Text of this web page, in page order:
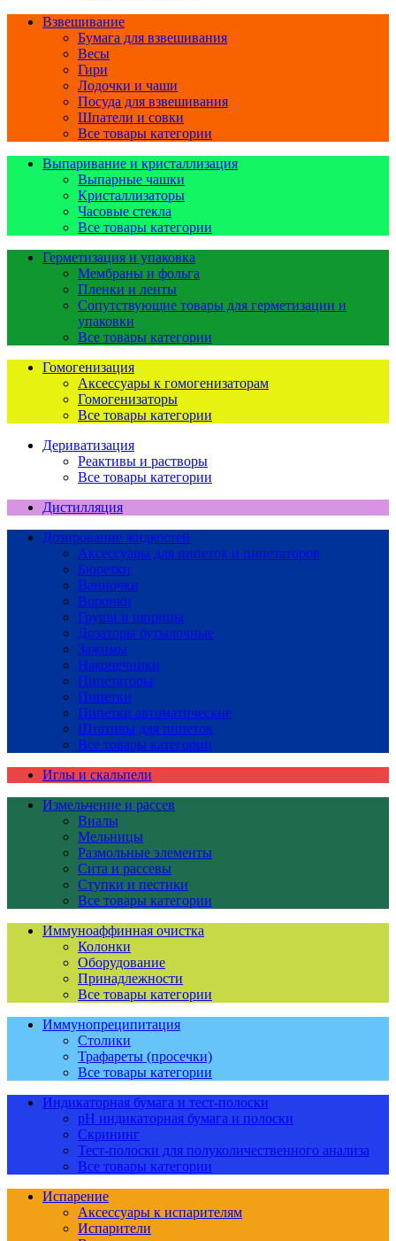
Взвешивание
Бумага для взвешивания
Весы
Гири
Лодочки и чаши
Посуда для взвешивания
Шпатели и совки
Все товары категории
Выпаривание и кристаллизация
Выпарные чашки
Кристаллизаторы
Часовые стекла
Все товары категории
Герметизация и упаковка
Мембраны и фольга
Пленки и ленты
Сопутствующие товары для герметизации и
упаковки
Все товары категории
Гомогенизация
Аксессуары к гомогенизаторам
Гомогенизаторы
Все товары категории
Дериватизация
Реактивы и растворы
Все товары категории
Дистилляция
Дозирование жидкостей
Аксессуары для пипеток и пипетаторов
Бюретки
Ванночки
Воронки
Груши и шприцы
Дозаторы бутылочные
Зажимы
Наконечники
Пипетаторы
Пипетки
Пипетки автоматические
Штативы для пипеток
Все товары категории
Иглы и скальпели
Измельчение и рассев
Виалы
Мельницы
Размольные элементы
Сита и рассевы
Ступки и пестики
Все товары категории
Иммуноаффинная очистка
Колонки
Оборудование
Принадлежности
Все товары категории
Иммунопреципитация
Столики
Трафареты (просечки)
Все товары категории
Индикаторная бумага и тест-полоски
pH индикаторная бумага и полоски
Скрининг
Тест-полоски для полуколичественного анализа
Все товары категории
Испарение
Аксессуары к испарителям
Испарители